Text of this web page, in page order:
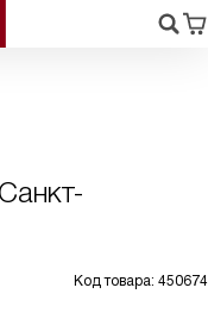
Код товара: 450674